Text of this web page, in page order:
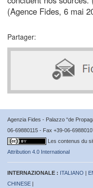
(Agence Fides, 6 mai
Partager:
Agenzia Fides - Palazzo “de
06-69880115 - Fax +39-06-
Les contenus du
Attribution 4.0 International
INTERNAZIONALE : ITALIANO |
CHINESE |